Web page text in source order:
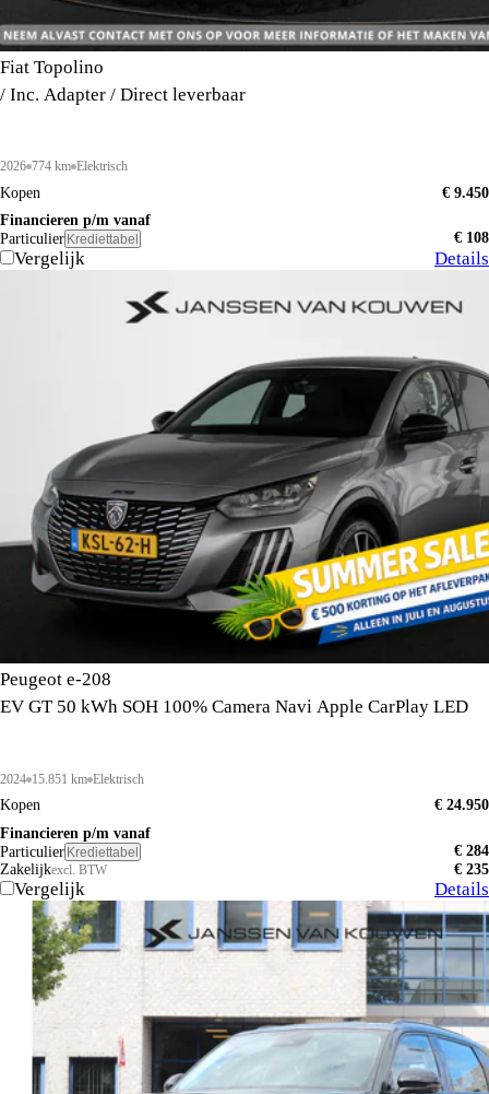
Fiat Topolino
/ Inc. Adapter / Direct leverbaar
2026 774 km Elektrisch
Kopen
€ 9.450
Financieren p/m vanaf
Particulier Krediettabel € 108
Vergelijk Details
Peugeot e-208
EV GT 50 kWh SOH 100% Camera Navi Apple CarPlay LED
2024 15.851 km Elektrisch
Kopen
€ 24.950
Financieren p/m vanaf
Particulier Krediettabel
€ 284
Zakelijkexcl. BTW € 235
Vergelijk Details